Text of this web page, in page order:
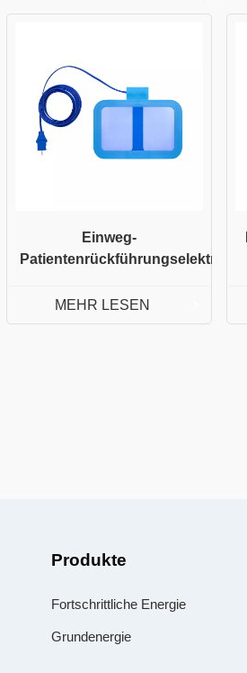
Einweg-
Patientenrückführungselektrode
MEHR LESEN
Produkte
Fortschrittliche Energie
Grundenergie